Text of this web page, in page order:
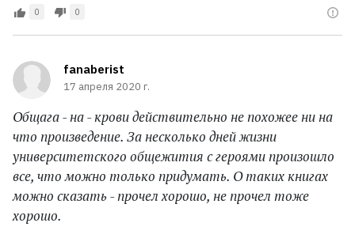
0 0
fanaberist
17 апреля 2020 г.
Общага - на - крови действительно не похожее ни на
что произведение. За несколько дней жизни
университетского общежития с героями произошло
все, что можно только придумать. О таких книгах
можно сказать - прочел хорошо, не прочел тоже
хорошо.